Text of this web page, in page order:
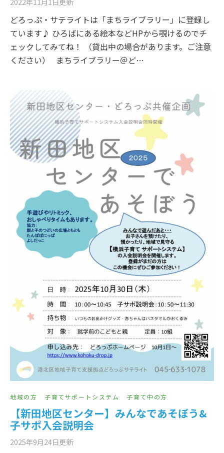
どろっぷ・サテライトは「まちライブラリー」に登録し
ています♪ ひろばにある絵本などHPから覗けるのでチ
ェックしてみてね！ （貸出中の場合があります。ご注意
ください） まちライブラリー＠ど…
地域の方 子育てサポートシステム 子育て中の方
【新田地区センター】みんなであそぼう&
子サポ入会説明会
2025年9月24日更新